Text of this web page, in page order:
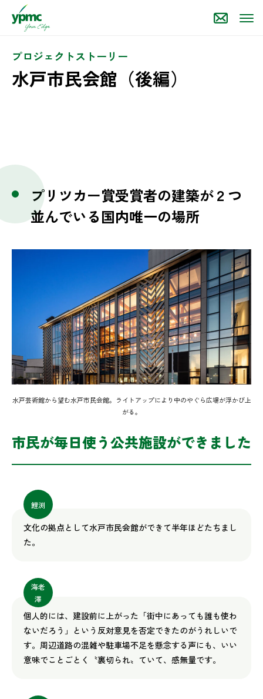
プロジェクトストーリー
水戸市民会館（後編）
プリツカー賞受賞者の建築が２つ
並んでいる国内唯一の場所
水戸芸術館から望む水戸市民会館。ライトアップにより中のやぐら広場が浮かび上
がる。
市民が毎日使う公共施設ができました
鯉渕
文化の拠点として水戸市民会館ができて半年ほどたちまし
た。
海老
澤
個人的には、建設前に上がった「街中にあっても誰も使わ
ないだろう」という反対意見を否定できたのがうれしいで
す。周辺道路の混雑や駐車場不足を懸念する声にも、いい
意味でことごとく〝裏切られ〟ていて、感無量です。